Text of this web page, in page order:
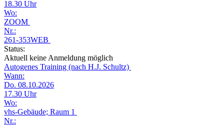
18.30 Uhr
Wo:
ZOOM
Nr.:
261-353WEB
Status:
Aktuell keine Anmeldung möglich
Autogenes Training (nach H.J. Schultz)
Wann:
Do. 08.10.2026
17.30 Uhr
Wo:
vhs-Gebäude; Raum 1
Nr.: